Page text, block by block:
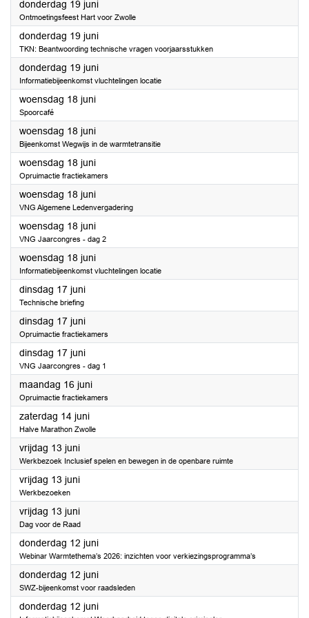
donderdag 19 juni2025
Ontmoetingsfeest Hart voor Zwolle
donderdag 19 juni2025
TKN: Beantwoording technische vragen voorjaarsstukken
donderdag 19 juni2025
Informatiebijeenkomst vluchtelingen locatie
woensdag 18 juni2025
Spoorcafé
woensdag 18 juni2025
Bijeenkomst Wegwijs in de warmtetransitie
woensdag 18 juni2025
Opruimactie fractiekamers
woensdag 18 juni2025
VNG Algemene Ledenvergadering
woensdag 18 juni2025
VNG Jaarcongres - dag 2
woensdag 18 juni2025
Informatiebijeenkomst vluchtelingen locatie
dinsdag 17 juni2025
Technische briefing
dinsdag 17 juni2025
Opruimactie fractiekamers
dinsdag 17 juni2025
VNG Jaarcongres - dag 1
maandag 16 juni2025
Opruimactie fractiekamers
zaterdag 14 juni2025
Halve Marathon Zwolle
vrijdag 13 juni2025
Werkbezoek Inclusief spelen en bewegen in de openbare ruimte
vrijdag 13 juni2025
Werkbezoeken
vrijdag 13 juni2025
Dag voor de Raad
donderdag 12 juni2025
Webinar Warmtethema’s 2026: inzichten voor verkiezingsprogramma’s
donderdag 12 juni2025
SWZ-bijeenkomst voor raadsleden
donderdag 12 juni2025